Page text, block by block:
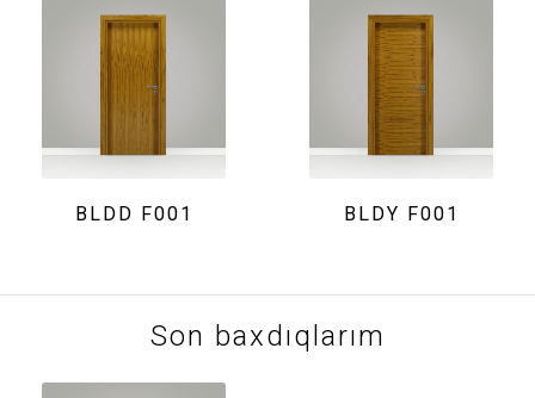
BLDD F001 BLDY F001
Son baxdıqlarım